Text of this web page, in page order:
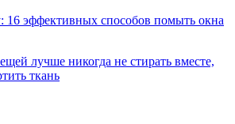
16 эффективных способов помыть окна
лучше никогда не стирать вместе,
ткань